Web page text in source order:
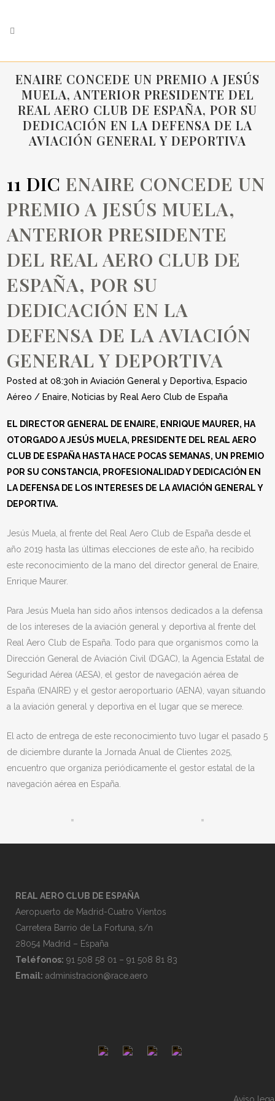
ENAIRE CONCEDE UN PREMIO A JESÚS
MUELA, ANTERIOR PRESIDENTE DEL
REAL AERO CLUB DE ESPAÑA, POR SU
DEDICACIÓN EN LA DEFENSA DE LA
AVIACIÓN GENERAL Y DEPORTIVA
11 DIC ENAIRE CONCEDE UN
PREMIO A JESÚS MUELA,
ANTERIOR PRESIDENTE
DEL REAL AERO CLUB DE
ESPAÑA, POR SU
DEDICACIÓN EN LA
DEFENSA DE LA AVIACIÓN
GENERAL Y DEPORTIVA
Posted at 08:30h inAviación General y Deportiva, Espacio
Aéreo / Enaire, Noticias by Real Aero Club de España
EL DIRECTOR GENERAL DE ENAIRE, ENRIQUE MAURER, HA
OTORGADO A JESÚS MUELA, PRESIDENTE DEL REAL AERO
CLUB DE ESPAÑA HASTA HACE POCAS SEMANAS, UN PREMIO
POR SU CONSTANCIA, PROFESIONALIDAD Y DEDICACIÓN EN
LA DEFENSA DE LOS INTERESES DE LA AVIACIÓN GENERAL Y
DEPORTIVA.
Jesús Muela, al frente del Real Aero Club de España desde el
año 2019 hasta las últimas elecciones de este año, ha recibido
este reconocimiento de la mano del director general de Enaire,
Enrique Maurer.
Para Jesús Muela han sido años intensos dedicados a la defensa
de los intereses de la aviación general y deportiva al frente del
Real Aero Club de España. Todo para que organismos como la
Dirección General de Aviación Civil (DGAC), la Agencia Estatal de
Seguridad Aérea (AESA), el gestor de navegación aérea de
España (ENAIRE) y el gestor aeroportuario (AENA), vayan situando
a la aviación general y deportiva en el lugar que se merece.
El acto de entrega de este reconocimiento tuvo lugar el pasado 5
de diciembre durante la Jornada Anual de Clientes 2025,
encuentro que organiza periódicamente el gestor estatal de la
navegación aérea en España.
REAL AERO CLUB DE ESPAÑA
Aeropuerto de Madrid-Cuatro Vientos
Carretera Barrio de La Fortuna, s/n
28054 Madrid – España
Teléfonos: 91 508 58 01 – 91 508 81 83
Email: administracion@race.aero